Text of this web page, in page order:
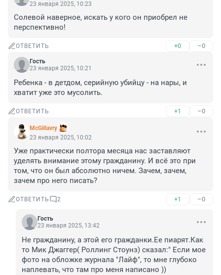
23 января 2025, 10:23
Солевой наверное, искать у кого он приобрел не
перспективно!
ОТВЕТИТЬ +0 –0
Гость
23 января 2025, 10:21
Ребенка - в детдом, серийную убийцу - на нары, и
хватит уже это мусолить.
ОТВЕТИТЬ +1 –0
McGillavry
23 января 2025, 10:02
Уже практически полтора месяца нас заставляют
уделять внимание этому гражданину. И всё это при
том, что он был абсолютно ничем. Зачем, зачем,
зачем про него писать?
ОТВЕТИТЬ 2 +1 –0
Гость
23 января 2025, 13:42
Не гражданину, а этой его гражданки.Ее пиарят.Как
то Мик Джаггер( Роллинг Стоунз) сказал:" Если мое
фото на обложке журнала "Лайф", то мне глубоко
наплевать, что там про меня написано ))